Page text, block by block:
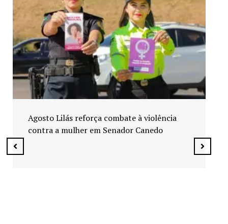
Agosto Lilás reforça combate à violência
contra a mulher em Senador Canedo